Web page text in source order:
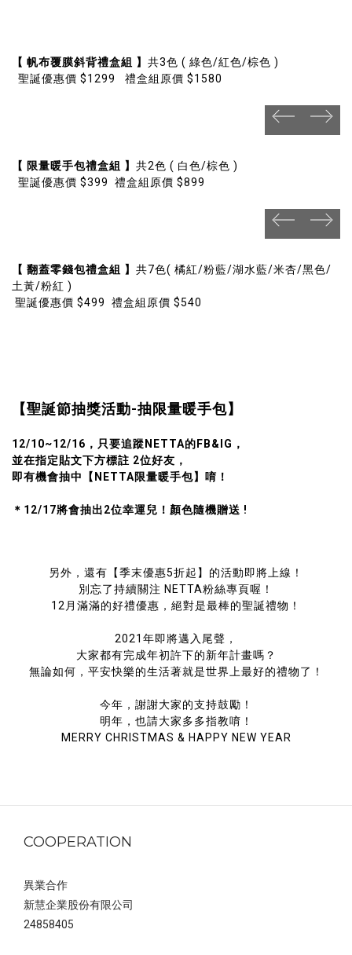
【 帆布覆膜斜背禮盒組 】 共3色 ( 綠色/紅色/棕色 )
聖誕優惠價 $1299 禮盒組原價 $1580
prev next
【 限量暖手包禮盒組 】 共2色 ( 白色/棕色 )
聖誕優惠價 $399 禮盒組原價 $899
prev next
【 翻蓋零錢包禮盒組 】 共7色( 橘紅/粉藍/湖水藍/米杏/黑色/
土黃/粉紅 )
聖誕優惠價 $499 禮盒組原價 $540
【聖誕節抽獎活動-抽限量暖手包】
12/10~12/16，只要追蹤NETTA的FB&IG，
並在指定貼文下方標註 2位好友，
即有機會抽中【NETTA限量暖手包】唷！
＊12/17將會抽出2位幸運兒！顏色隨機贈送 !
另外，還有【季末優惠5折起】的活動即將上線！
別忘了持續關注 NETTA粉絲專頁喔！
12月滿滿的好禮優惠，絕對是最棒的聖誕禮物！
2021年即將邁入尾聲，
大家都有完成年初許下的新年計畫嗎？
無論如何，平安快樂的生活著就是世界上最好的禮物了！
今年，謝謝大家的支持鼓勵！
明年，也請大家多多指教唷！
MERRY CHRISTMAS & HAPPY NEW YEAR
COOPERATION
異業合作
新慧企業股份有限公司
24858405